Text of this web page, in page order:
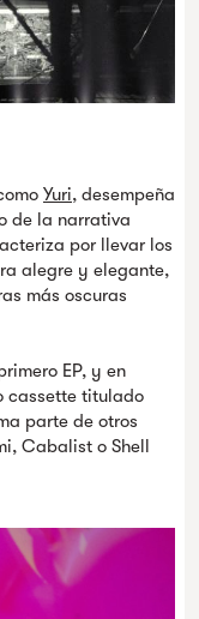
Yuri, desempeña
de la narrativa
por llevar los
alegre y elegante,
más oscuras
EP, y en
cassette titulado
parte de otros
Cabalist o Shell